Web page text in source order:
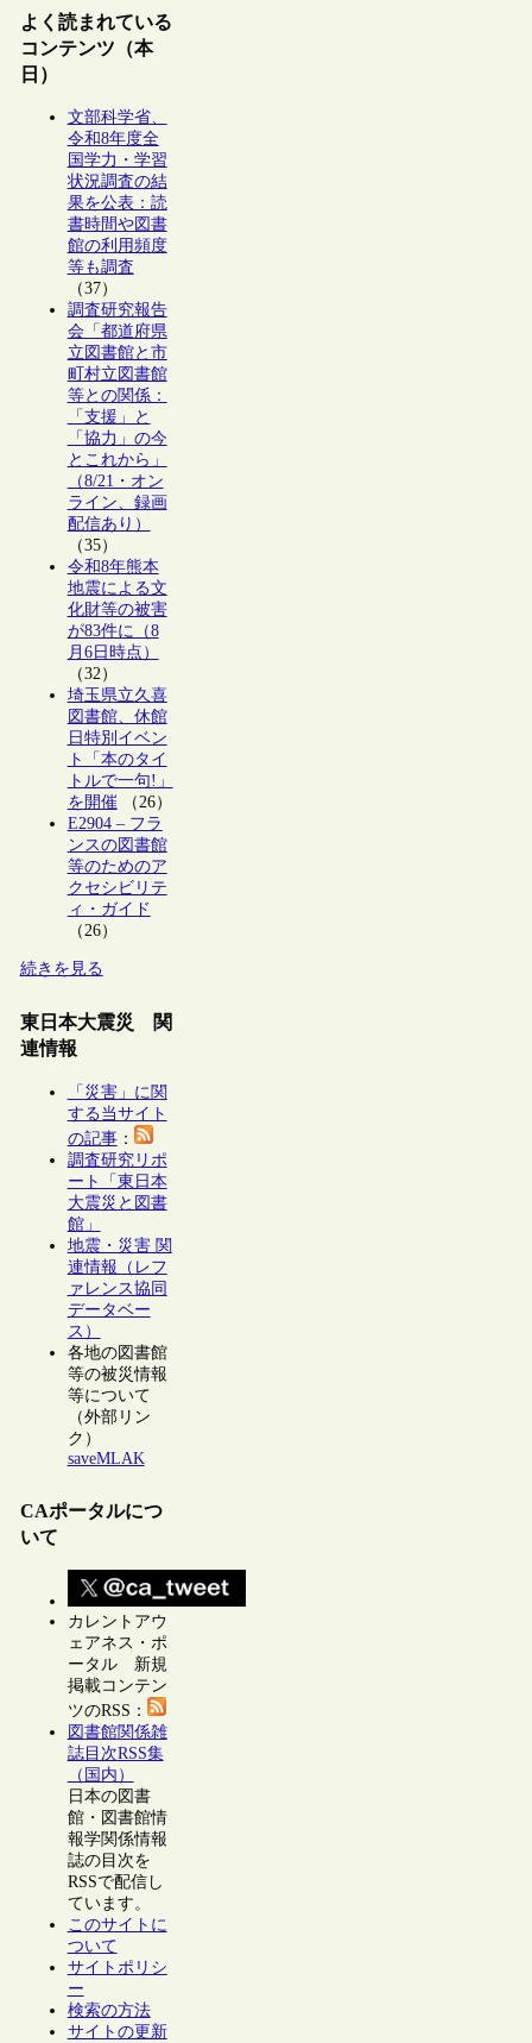
よく読まれている
コンテンツ（本
日）
文部科学省、
令和8年度全
国学力・学習
状況調査の結
果を公表：読
書時間や図書
館の利用頻度
等も調査
（37）
調査研究報告
会「都道府県
立図書館と市
町村立図書館
等との関係：
「支援」と
「協力」の今
とこれから」
（8/21・オン
ライン、録画
配信あり）
（35）
令和8年熊本
地震による文
化財等の被害
が83件に（8
月6日時点）
（32）
埼玉県立久喜
図書館、休館
日特別イベン
ト「本のタイ
トルで一句!」
を開催（26）
E2904 – フラ
ンスの図書館
等のためのア
クセシビリテ
ィ・ガイド
（26）
続きを見る
東日本大震災 関
連情報
「災害」に関
する当サイト
の記事：
調査研究リポ
ート「東日本
大震災と図書
館」
地震・災害 関
連情報（レフ
ァレンス協同
データベー
ス）
各地の図書館
等の被災情報
等について
（外部リン
ク）
saveMLAK
CAポータルにつ
いて
カレントアウ
ェアネス・ポ
ータル 新規
掲載コンテン
ツのRSS：
図書館関係雑
誌目次RSS集
（国内）
日本の図書
館・図書館情
報学関係情報
誌の目次を
RSSで配信し
ています。
このサイトに
ついて
サイトポリシ
ー
検索の方法
サイトの更新